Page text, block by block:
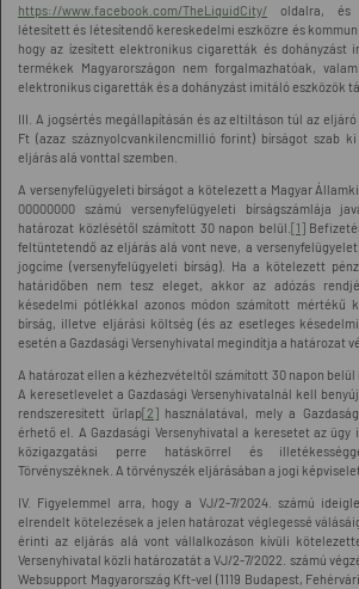
https://www.facebook.com/TheLiquidCity/ oldalra, és
létesített és létesítendő kereskedelmi eszközre és
hogy az ízesített elektronikus cigaretták és dohányzást
termékek Magyarországon nem forgalmazhatóak,
elektronikus cigaretták és a dohányzást imitáló eszközök
III. A jogsértés megállapításán és az eltiltáson túl az
Ft (azaz száznyolcvankilencmillió forint) bírságot szab
eljárás alá vonttal szemben.
A versenyfelügyeleti bírságot a kötelezett a Magyar
00000000 számú versenyfelügyeleti bírságszámlája
határozat közlésétől számított 30 napon belül. [1]
feltüntetendő az eljárás alá vont neve, a
jogcíme (versenyfelügyeleti bírság). Ha a kötelezett
határidőben nem tesz eleget, akkor az adózás
késedelmi pótlékkal azonos módon számított mértékű
bírság, illetve eljárási költség (és az esetleges
esetén a Gazdasági Versenyhivatal megindítja a határozat
A határozat ellen a kézhezvételtől számított 30 napon
A keresetlevelet a Gazdasági Versenyhivatalnál kell
rendszeresített űrlap[2]használatával, mely a
érhető el. A Gazdasági Versenyhivatal a keresetet az
közigazgatási perre hatáskörrel és
Törvényszéknek. A törvényszék eljárásában a jogi
IV. Figyelemmel arra, hogy a VJ/2-7/2024. számú
elrendelt kötelezések a jelen határozat véglegessé
érinti az eljárás alá vont vállalkozáson kívüli
Versenyhivatal közli határozatát a VJ/2-7/2022. számú
Websupport Magyarország Kft-vel (1119 Budapest,